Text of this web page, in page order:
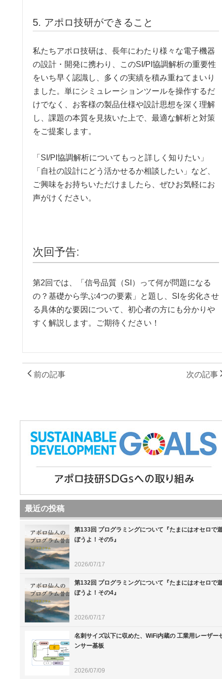
5. アポロ技研ができること
私たちアポロ技研は、長年にわたり様々な電子機器
の設計・開発に携わり、このSI/PI協調解析の重要性
をいち早く認識し、多くの実績を積み重ねてまいり
ました。単にシミュレーションツールを操作するだ
けでなく、お客様の製品仕様や設計思想を深く理解
し、課題の本質を見抜いた上で、最適な解析と対策
をご提案します。
「SI/PI協調解析についてもっと詳しく知りたい」
「自社の設計にどう活かせるか相談したい」など、
ご興味をお持ちいただけましたら、ぜひお気軽にお
声がけください。
次回予告:
第2回では、「信号品質（SI）って何が問題になる
の？基礎から学ぶ4つの要素」と題し、SIを劣化させ
る具体的な要因について、初心者の方にも分かりや
すく解説します。ご期待ください！
前の記事 次の記事
最近の投稿
第133回 プログラミングについて『たまにはオセロで
ぼうよ！その5』
2026/07/17
第132回 プログラミングについて『たまにはオセロで
ぼうよ！その4』
2026/07/17
名刺サイズ以下に収めた、WiFi内蔵の 工業用レーザー
ンサー基板
2026/07/09